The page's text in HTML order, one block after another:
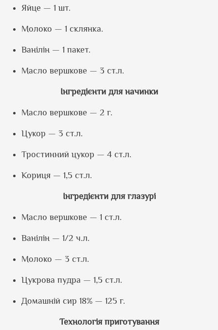
Яйце — 1 шт.
Молоко — 1 склянка.
Ванілін — 1 пакет.
Масло вершкове — 3 ст.л.
Інгредієнти для начинки
Масло вершкове — 2 г.
Цукор — 3 ст.л.
Тростинний цукор — 4 ст.л.
Кориця — 1,5 ст.л.
Інгредієнти для глазурі
Масло вершкове — 1 ст.л.
Ванілін — 1/2 ч.л.
Молоко — 3 ст.л.
Цукрова пудра — 1,5 ст.л.
Домашній сир 18% — 125 г.
Технологія приготування